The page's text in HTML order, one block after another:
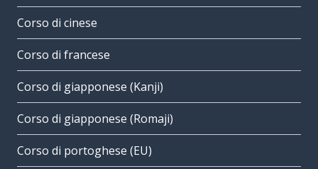
Corso di cinese
Corso di francese
Corso di giapponese (Kanji)
Corso di giapponese (Romaji)
Corso di portoghese (EU)